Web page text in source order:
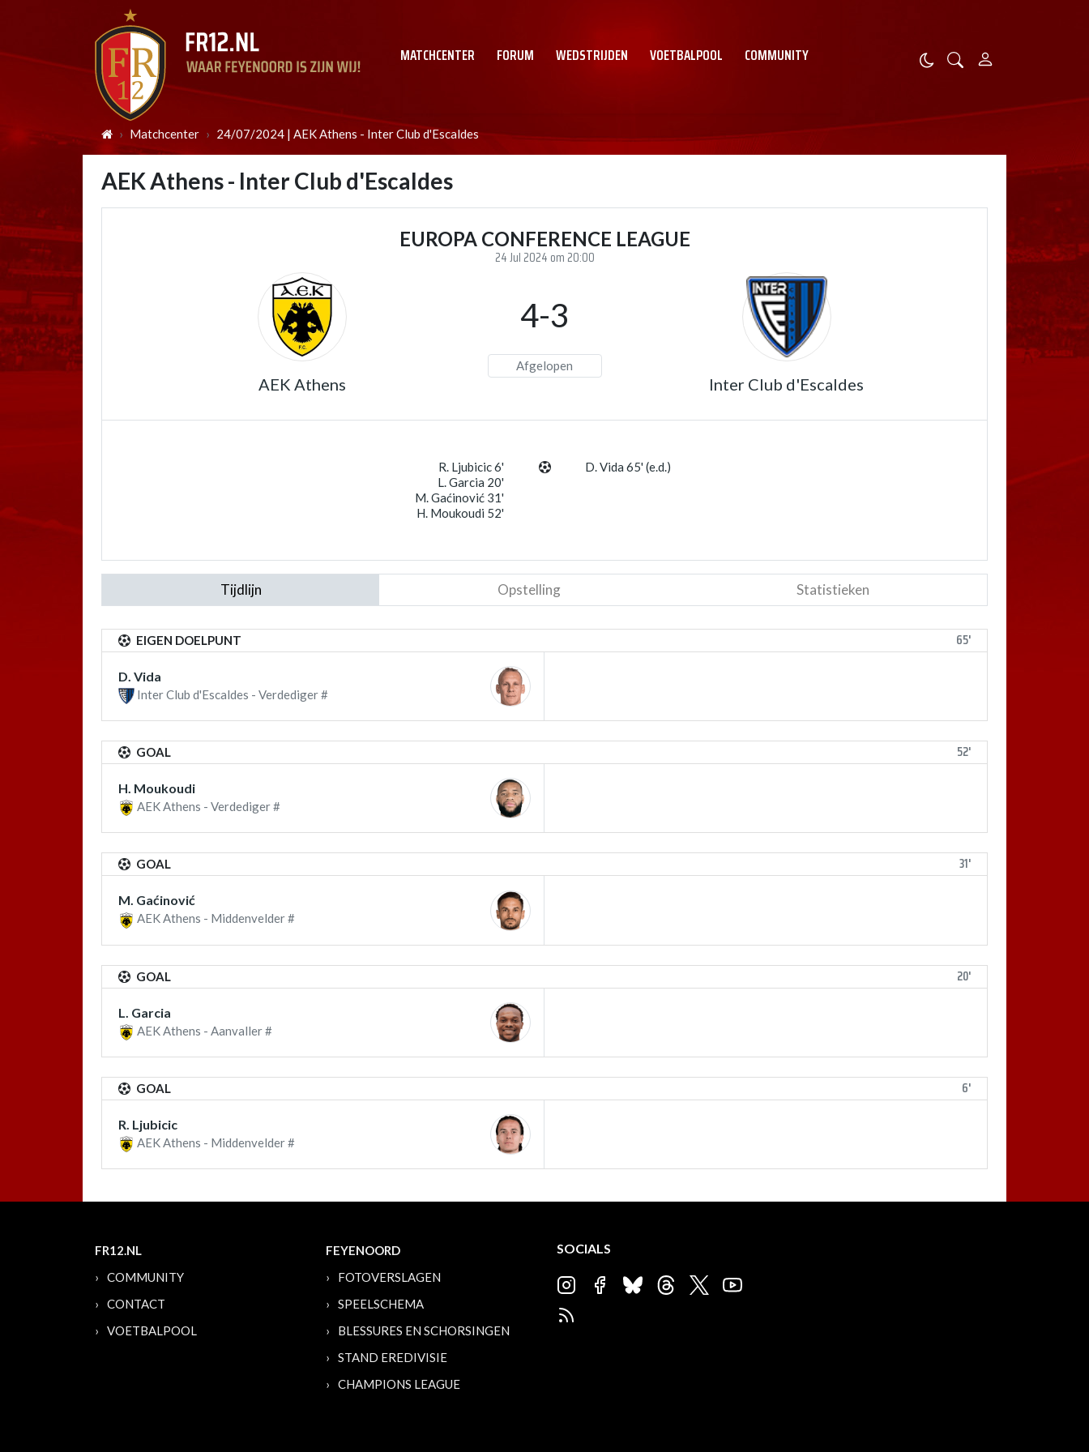
MATCHCENTER FORUM WEDSTRIJDEN VOETBALPOOL COMMUNITY
Matchcenter 24/07/2024 | AEK Athens - Inter Club d'Escaldes
AEK Athens - Inter Club d'Escaldes
EUROPA CONFERENCE LEAGUE
24 Jul 2024 om 20:00
AEK Athens
4-3
Afgelopen
Inter Club d'Escaldes
R. Ljubicic 6'
L. Garcia 20'
M. Gaćinović 31'
H. Moukoudi 52'
D. Vida 65' (e.d.)
Tijdlijn Opstelling Statistieken
EIGEN DOELPUNT 65'
D. Vida
Inter Club d'Escaldes - Verdediger #
GOAL 52'
H. Moukoudi
AEK Athens - Verdediger #
GOAL 31'
M. Gaćinović
AEK Athens - Middenvelder #
GOAL 20'
L. Garcia
AEK Athens - Aanvaller #
GOAL 6'
R. Ljubicic
AEK Athens - Middenvelder #
FR12.NL
COMMUNITY
CONTACT
VOETBALPOOL
FEYENOORD
FOTOVERSLAGEN
SPEELSCHEMA
BLESSURES EN SCHORSINGEN
STAND EREDIVISIE
CHAMPIONS LEAGUE
SOCIALS